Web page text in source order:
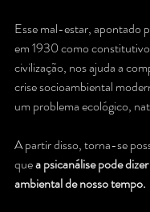
Esse mal-estar, apontado
em 1930 como
civilização, nos ajuda a
crise socioambiental
um problema ecológico,
A partir disso, torna-se
que a psicanálise pode
ambiental de nosso tempo.